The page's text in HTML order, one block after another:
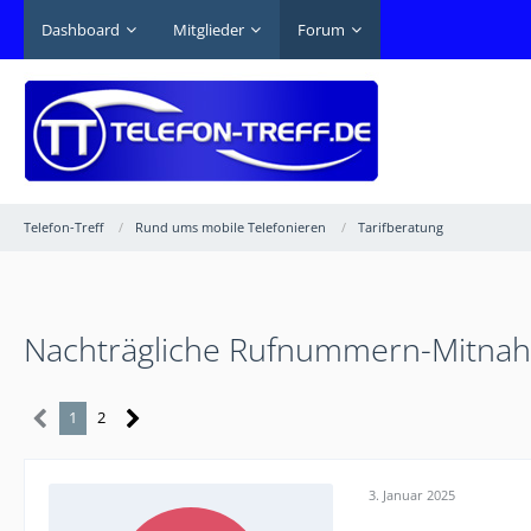
Dashboard Mitglieder Forum
Telefon-Treff Rund ums mobile Telefonieren Tarifberatung
Nachträgliche Rufnummern-
1 2
3. Januar 2025